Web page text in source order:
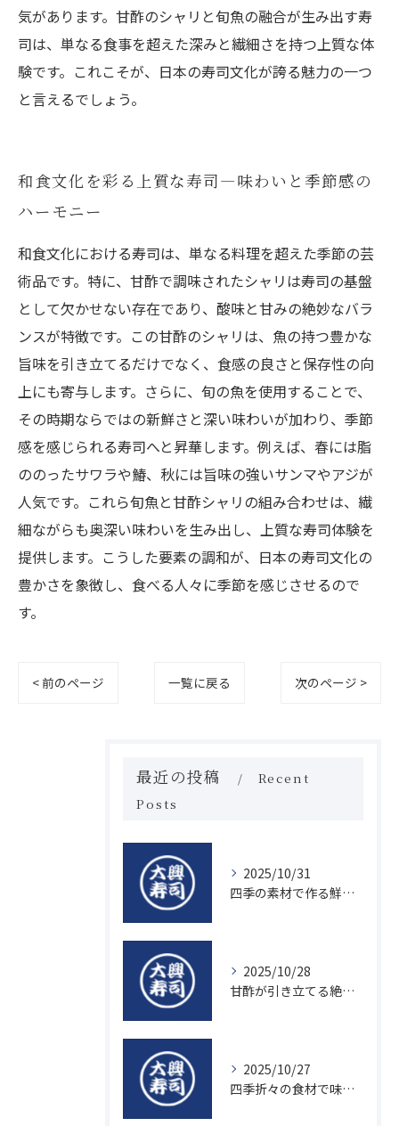
気があります。甘酢のシャリと旬魚の融合が生み出す寿
司は、単なる食事を超えた深みと繊細さを持つ上質な体
験です。これこそが、日本の寿司文化が誇る魅力の一つ
と言えるでしょう。
和食文化を彩る上質な寿司―味わいと季節感の
ハーモニー
和食文化における寿司は、単なる料理を超えた季節の芸
術品です。特に、甘酢で調味されたシャリは寿司の基盤
として欠かせない存在であり、酸味と甘みの絶妙なバラ
ンスが特徴です。この甘酢のシャリは、魚の持つ豊かな
旨味を引き立てるだけでなく、食感の良さと保存性の向
上にも寄与します。さらに、旬の魚を使用することで、
その時期ならではの新鮮さと深い味わいが加わり、季節
感を感じられる寿司へと昇華します。例えば、春には脂
ののったサワラや鰆、秋には旨味の強いサンマやアジが
人気です。これら旬魚と甘酢シャリの組み合わせは、繊
細ながらも奥深い味わいを生み出し、上質な寿司体験を
提供します。こうした要素の調和が、日本の寿司文化の
豊かさを象徴し、食べる人々に季節を感じさせるので
す。
< 前のページ 一覧に戻る 次のページ >
最近の投稿
Recent
Posts
2025/10/31
四季の素材で作る鮮度抜群の握り寿司の魅力
2025/10/28
甘酢が引き立てる絶品寿司のシャリの秘密
2025/10/27
四季折々の食材で味わう絶品握り寿司の魅力